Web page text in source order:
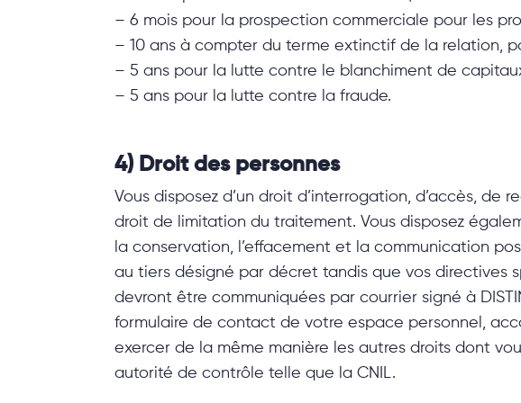
– 6 mois pour la prospection commerciale pour les
– 10 ans à compter du terme extinctif de la relation,
– 5 ans pour la lutte contre le blanchiment de
– 5 ans pour la lutte contre la fraude.
4) Droit des personnes
Vous disposez d’un droit d’interrogation, d’accès,
droit de limitation du traitement. Vous disposez
la conservation, l’effacement et la communication
au tiers désigné par décret tandis que vos directives
devront être communiquées par courrier signé à
formulaire de contact de votre espace personnel,
exercer de la même manière les autres droits dont
autorité de contrôle telle que la CNIL.